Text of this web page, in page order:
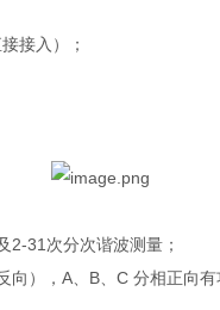
接入）；
2-31次分次谐波测量；
向），A、B、C 分相正向